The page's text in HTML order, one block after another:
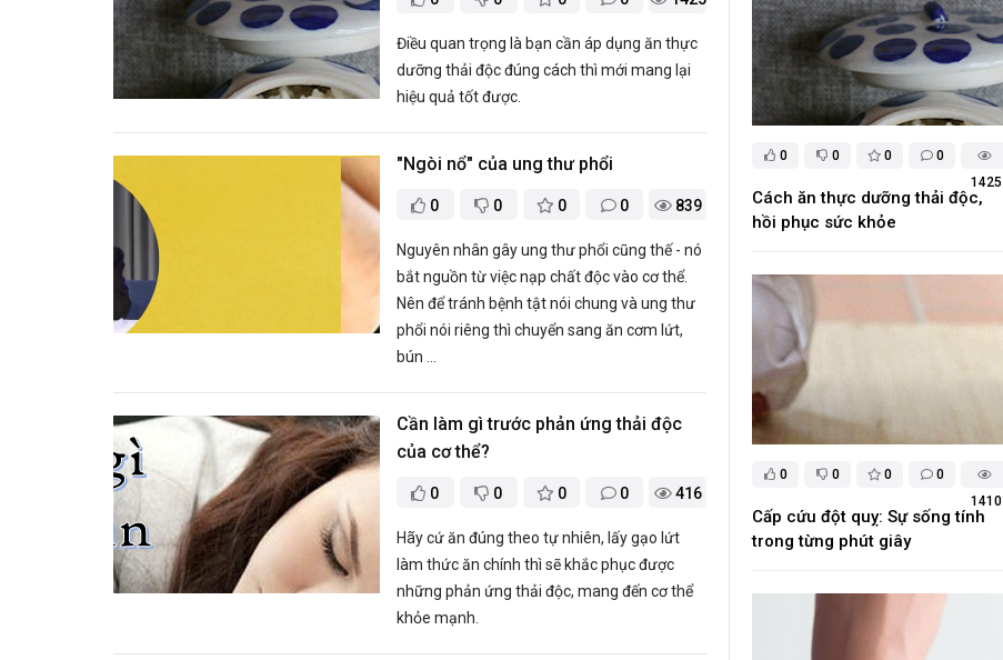
Điều quan trọng là bạn cần áp dụng ăn thực
dưỡng thải độc đúng cách thì mới mang lại
hiệu quả tốt được.
"Ngòi nổ" của ung thư phổi
0 0 0 0 839
Nguyên nhân gây ung thư phổi cũng thế - nó
bắt nguồn từ việc nạp chất độc vào cơ thể.
Nên để tránh bệnh tật nói chung và ung thư
phổi nói riêng thì chuyển sang ăn cơm lứt,
bún ...
Cần làm gì trước phản ứng thải độc
của cơ thể?
0 0 0 0 416
Hãy cứ ăn đúng theo tự nhiên, lấy gạo lứt
làm thức ăn chính thì sẽ khắc phục được
những phản ứng thải độc, mang đến cơ thể
khỏe mạnh.
0 0 0
0
1425
Cách ăn thực dưỡng thải độc,
hồi phục sức khỏe
0 0 0
0
1410
Cấp cứu đột quỵ: Sự sống tính
trong từng phút giây